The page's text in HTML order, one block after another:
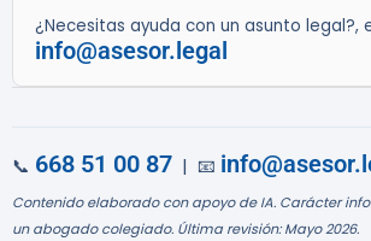
¿Necesitas ayuda con un asunto legal?,
info@asesor.legal
📞 668 51 00 87 | 📧
Contenido elaborado con apoyo de IA. Carácter
un abogado colegiado. Última revisión: Mayo 2026.